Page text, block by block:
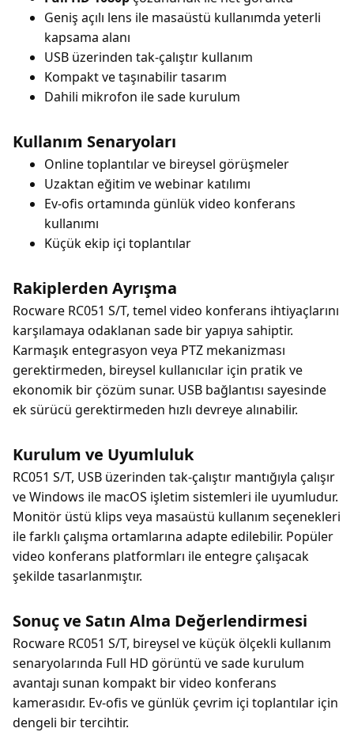
Geniş açılı lens ile masaüstü kullanımda yeterli
kapsama alanı
USB üzerinden tak-çalıştır kullanım
Kompakt ve taşınabilir tasarım
Dahili mikrofon ile sade kurulum
Kullanım Senaryoları
Online toplantılar ve bireysel görüşmeler
Uzaktan eğitim ve webinar katılımı
Ev-ofis ortamında günlük video konferans
kullanımı
Küçük ekip içi toplantılar
Rakiplerden Ayrışma
Rocware RC051 S/T, temel video konferans ihtiyaçlarını
karşılamaya odaklanan sade bir yapıya sahiptir.
Karmaşık entegrasyon veya PTZ mekanizması
gerektirmeden, bireysel kullanıcılar için pratik ve
ekonomik bir çözüm sunar. USB bağlantısı sayesinde
ek sürücü gerektirmeden hızlı devreye alınabilir.
Kurulum ve Uyumluluk
RC051 S/T, USB üzerinden tak-çalıştır mantığıyla çalışır
ve Windows ile macOS işletim sistemleri ile uyumludur.
Monitör üstü klips veya masaüstü kullanım seçenekleri
ile farklı çalışma ortamlarına adapte edilebilir. Popüler
video konferans platformları ile entegre çalışacak
şekilde tasarlanmıştır.
Sonuç ve Satın Alma Değerlendirmesi
Rocware RC051 S/T, bireysel ve küçük ölçekli kullanım
senaryolarında Full HD görüntü ve sade kurulum
avantajı sunan kompakt bir video konferans
kamerasıdır. Ev-ofis ve günlük çevrim içi toplantılar için
dengeli bir tercihtir.